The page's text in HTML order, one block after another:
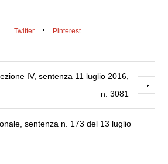
Twitter Pinterest
IV, sentenza 11 luglio 2016,
n. 3081
sentenza n. 173 del 13 luglio